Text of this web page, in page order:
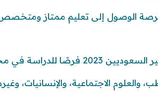
فرصة الوصول إلى تعليم ممتاز
في مختلف التخصصات.
والعلوم الاجتماعية، والإنسانيات،